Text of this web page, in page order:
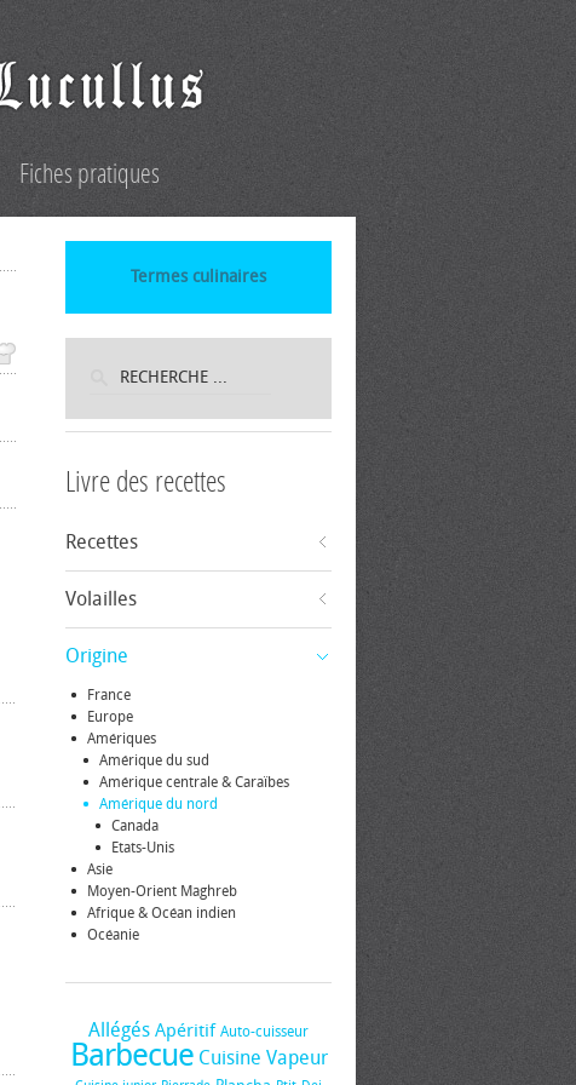
Fiches pratiques
Termes culinaires
Livre des recettes
Recettes
Volailles
Origine
France
Europe
Amériques
Amérique du sud
Amérique centrale & Caraïbes
Amérique du nord
Canada
Etats-Unis
Asie
Moyen-Orient Maghreb
Afrique & Océan indien
Océanie
Allégés Apéritif Auto-cuisseur
Barbecue Cuisine Vapeur